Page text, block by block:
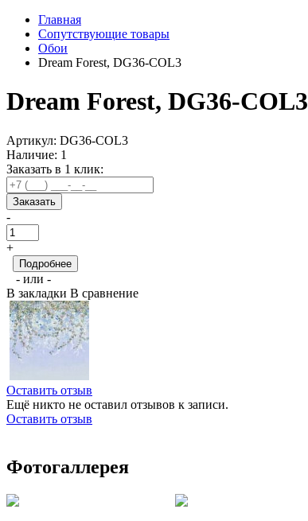
Главная
Сопутствующие товары
Обои
Dream Forest, DG36-COL3
Dream Forest, DG36-COL3
Артикул: DG36-COL3
Наличие: 1
Заказать в 1 клик:
Заказать
-
+
Подробнее
- или -
В закладки В сравнение
Оставить отзыв
Ещё никто не оставил отзывов к записи.
Оставить отзыв
Фотогаллерея